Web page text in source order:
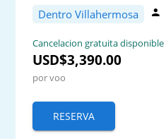
Dentro Villahermosa
Cancelacion gratuita disponible
USD$3,390.00
por voo
RESERVA